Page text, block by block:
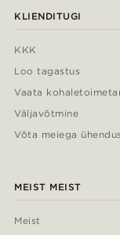
KLIENDITUGI
KKK
Loo tagastus
Vaata
Väljavõtmine
Võta meiega
MEIST MEIST
Meist